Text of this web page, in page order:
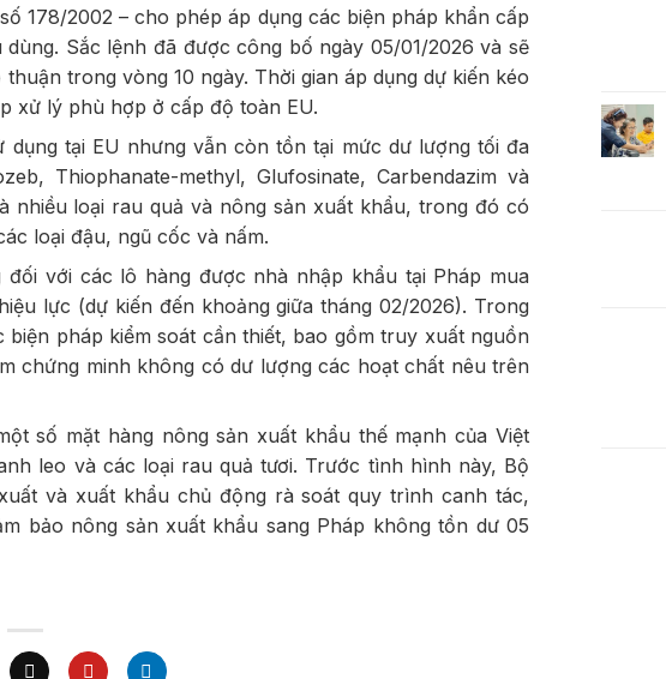
178/2002 – cho phép áp dụng các biện pháp khẩn cấp
Sắc lệnh đã được công bố ngày 05/01/2026 và sẽ
trong vòng 10 ngày. Thời gian áp dụng dự kiến kéo
xử lý phù hợp ở cấp độ toàn EU.
tại EU nhưng vẫn còn tồn tại mức dư lượng tối đa
Thiophanate-methyl, Glufosinate, Carbendazim và
nhiều loại rau quả và nông sản xuất khẩu, trong đó có
loại đậu, ngũ cốc và nấm.
với các lô hàng được nhà nhập khẩu tại Pháp mua
lực (dự kiến đến khoảng giữa tháng 02/2026). Trong
pháp kiểm soát cần thiết, bao gồm truy xuất nguồn
chứng minh không có dư lượng các hoạt chất nêu trên
số mặt hàng nông sản xuất khẩu thế mạnh của Việt
leo và các loại rau quả tươi. Trước tình hình này, Bộ
và xuất khẩu chủ động rà soát quy trình canh tác,
bảo nông sản xuất khẩu sang Pháp không tồn dư 05